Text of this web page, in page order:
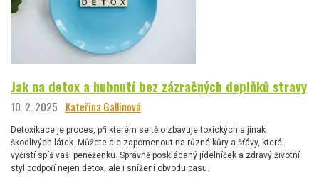
Jak na detox a hubnutí bez zázračných doplňků stravy
10. 2. 2025 Kateřina Gallinová
Detoxikace je proces, při kterém se tělo zbavuje toxických a jinak
škodlivých látek. Můžete ale zapomenout na různé kůry a šťávy, které
vyčistí spíš vaši peněženku. Správně poskládaný jídelníček a zdravý životní
styl podpoří nejen detox, ale i snížení obvodu pasu.